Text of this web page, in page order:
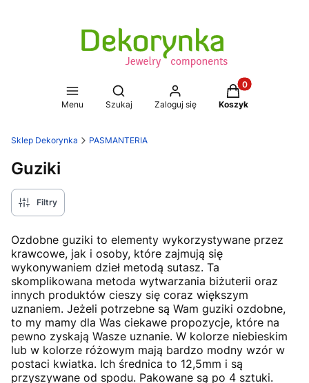
Menu
Otwórz wyszukiwarkę
Szukaj Zaloguj się
Produkty w
Koszyk
Sklep Dekorynka PASMANTERIA
Guziki
Filtry
Ozdobne guziki to elementy wykorzystywane przez
krawcowe, jak i osoby, które zajmują się
wykonywaniem dzieł metodą sutasz. Ta
skomplikowana metoda wytwarzania biżuterii oraz
innych produktów cieszy się coraz większym
uznaniem. Jeżeli potrzebne są Wam guziki ozdobne,
to my mamy dla Was ciekawe propozycje, które na
pewno zyskają Wasze uznanie. W kolorze niebieskim
lub w kolorze różowym mają bardzo modny wzór w
postaci kwiatka. Ich średnica to 12,5mm i są
przyszywane od spodu. Pakowane są po 4 sztuki.